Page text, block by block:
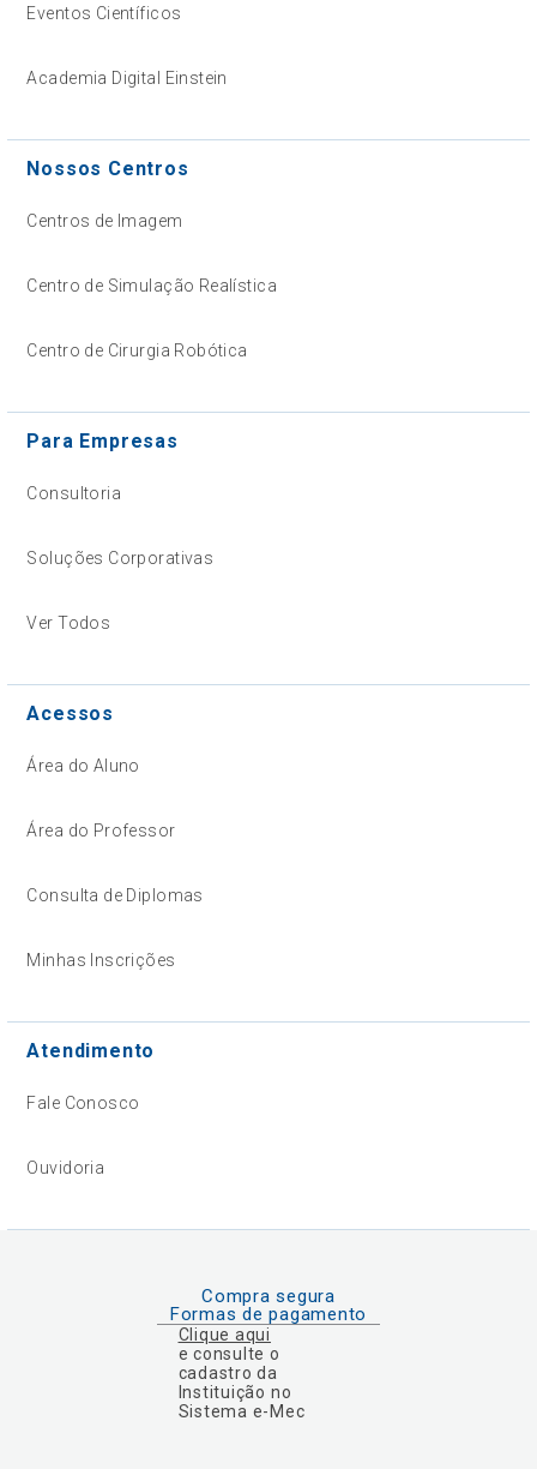
Eventos Científicos
Academia Digital Einstein
Nossos Centros
Centros de Imagem
Centro de Simulação Realística
Centro de Cirurgia Robótica
Para Empresas
Consultoria
Soluções Corporativas
Ver Todos
Acessos
Área do Aluno
Área do Professor
Consulta de Diplomas
Minhas Inscrições
Atendimento
Fale Conosco
Ouvidoria
Compra segura
Formas de pagamento
Clique aqui
e consulte o
cadastro da
Instituição no
Sistema e-Mec